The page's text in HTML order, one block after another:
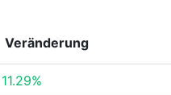
Veränderung
11.29%